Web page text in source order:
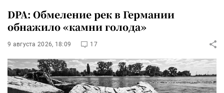
DPA: Обмеление рек в Германии
обнажило «камни голода»
9 августа 2026, 18:09 17